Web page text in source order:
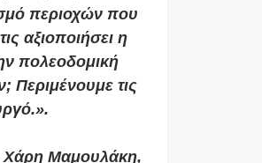
περιοχών που
αξιοποιήσει η
πολεοδομική
Περιμένουμε τις
Χάρη Μαμουλάκη,